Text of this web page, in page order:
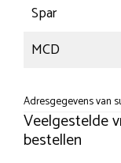
Spar
MCD
Adresgegevens van
Veelgestelde
bestellen